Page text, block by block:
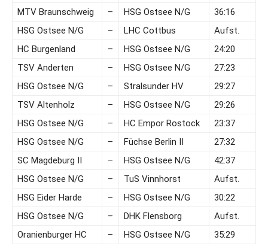
MTV Braunschweig
– HSG Ostsee N/G
36:16
HSG Ostsee N/G
– LHC Cottbus
Aufst.
HC Burgenland
– HSG Ostsee N/G
24:20
TSV Anderten
– HSG Ostsee N/G
27:23
HSG Ostsee N/G
– Stralsunder HV
29:27
TSV Altenholz
– HSG Ostsee N/G
29:26
HSG Ostsee N/G
– HC Empor Rostock
23:37
HSG Ostsee N/G
– Füchse Berlin II
27:32
SC Magdeburg II
– HSG Ostsee N/G
42:37
HSG Ostsee N/G
– TuS Vinnhorst
Aufst.
HSG Eider Harde
– HSG Ostsee N/G
30:22
HSG Ostsee N/G
– DHK Flensborg
Aufst.
Oranienburger HC
– HSG Ostsee N/G 35:29